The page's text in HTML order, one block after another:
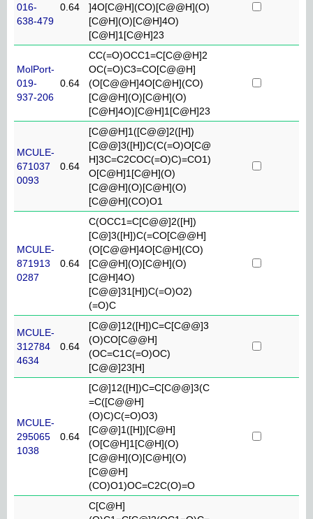
016-
638-479
0.64
]4O[C@H](CO)[C@@H](O)
[C@H](O)[C@H]4O)
[C@H]1[C@H]23
MolPort-
019-
937-206
0.64
CC(=O)OCC1=C[C@@H]2
OC(=O)C3=CO[C@@H]
(O[C@@H]4O[C@H](CO)
[C@@H](O)[C@H](O)
[C@H]4O)[C@H]1[C@H]23
MCULE-
671037
0093
0.64
[C@@H]1([C@@]2([H])
[C@@]3([H])C(C(=O)O[C@
H]3C=C2COC(=O)C)=CO1)
O[C@H]1[C@H](O)
[C@@H](O)[C@H](O)
[C@@H](CO)O1
MCULE-
871913
0287
0.64
C(OCC1=C[C@@]2([H])
[C@]3([H])C(=CO[C@@H]
(O[C@@H]4O[C@H](CO)
[C@@H](O)[C@H](O)
[C@H]4O)
[C@@]31[H])C(=O)O2)
(=O)C
MCULE-
312784
4634
0.64
[C@@]12([H])C=C[C@@]3
(O)CO[C@@H]
(OC=C1C(=O)OC)
[C@@]23[H]
MCULE-
295065
1038
0.64
[C@]12([H])C=C[C@@]3(C
=C([C@@H]
(O)C)C(=O)O3)
[C@@]1([H])[C@H]
(O[C@H]1[C@H](O)
[C@@H](O)[C@H](O)
[C@@H]
(CO)O1)OC=C2C(O)=O
C[C@H]